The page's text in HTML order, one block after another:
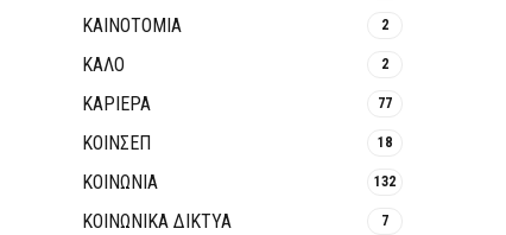
ΚΑΙΝΟΤΟΜΊΑ 2
ΚΑΛΟ 2
ΚΑΡΙΕΡΑ 77
ΚΟΙΝΣΕΠ 18
ΚΟΙΝΩΝΙΑ 132
ΚΟΙΝΩΝΙΚΆ ΔΊΚΤΥΑ 7